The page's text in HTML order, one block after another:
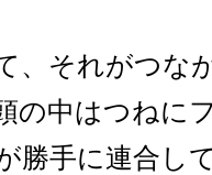
、それがつな
の中はつねに
勝手に連合し